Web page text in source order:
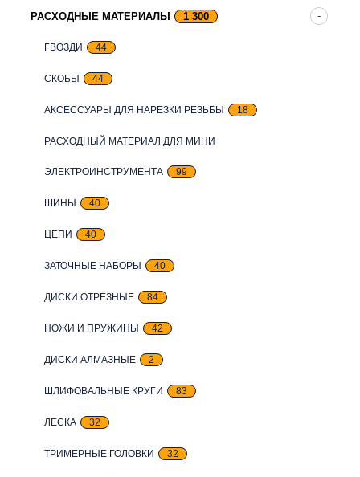
РАСХОДНЫЕ МАТЕРИАЛЫ 1 300
ГВОЗДИ 44
СКОБЫ 44
АКСЕССУАРЫ ДЛЯ НАРЕЗКИ РЕЗЬБЫ 18
РАСХОДНЫЙ МАТЕРИАЛ ДЛЯ МИНИ
ЭЛЕКТРОИНСТРУМЕНТА 99
ШИНЫ 40
ЦЕПИ 40
ЗАТОЧНЫЕ НАБОРЫ 40
ДИСКИ ОТРЕЗНЫЕ 84
НОЖИ И ПРУЖИНЫ 42
ДИСКИ АЛМАЗНЫЕ 2
ШЛИФОВАЛЬНЫЕ КРУГИ 83
ЛЕСКА 32
ТРИМЕРНЫЕ ГОЛОВКИ 32